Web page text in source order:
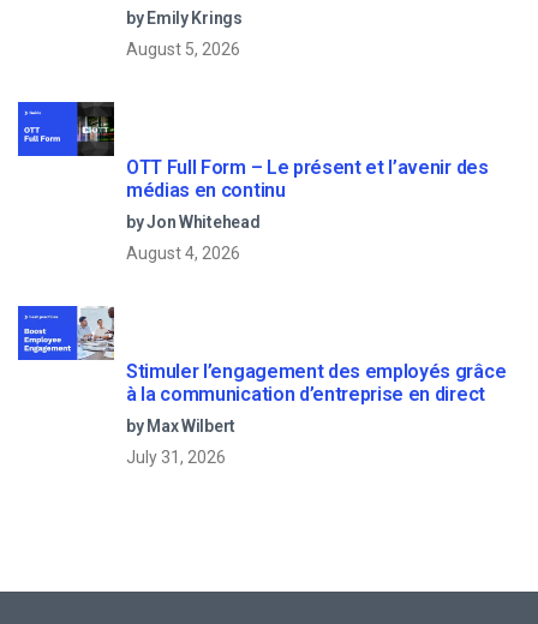
by Emily Krings
August 5, 2026
OTT Full Form – Le présent et l’avenir des
médias en continu
by Jon Whitehead
August 4, 2026
Stimuler l’engagement des employés grâce
à la communication d’entreprise en direct
by Max Wilbert
July 31, 2026